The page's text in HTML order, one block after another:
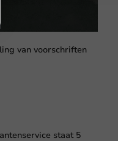
van voorschriften
staat 5